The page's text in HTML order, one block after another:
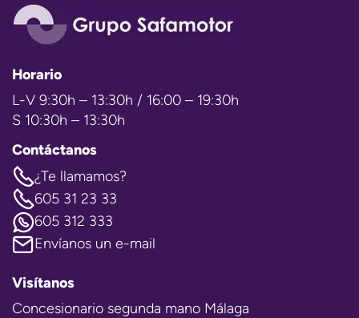
Horario
L-V 9:30h – 13:30h / 16:00 – 19:30h
S 10:30h – 13:30h
Contáctanos
¿Te llamamos?
605 31 23 33
605 312 333
Envíanos un e-mail
Visítanos
Concesionario segunda mano Málaga